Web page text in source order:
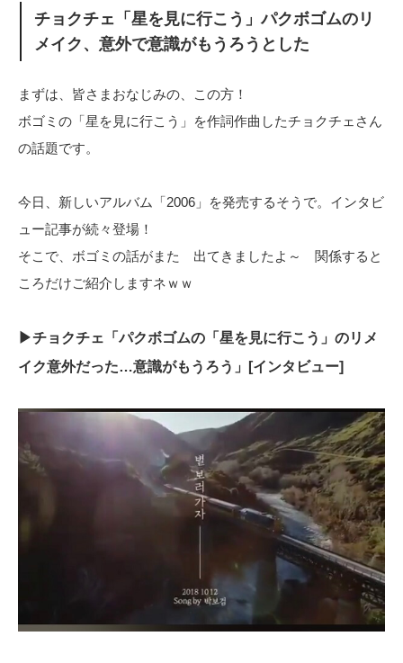
チョクチェ「星を見に行こう」パクボゴムのリ
メイク、意外で意識がもうろうとした
まずは、皆さまおなじみの、この方！
ボゴミの「星を見に行こう」を作詞作曲したチョクチェさん
の話題です。
今日、新しいアルバム「2006」を発売するそうで。インタビ
ュー記事が続々登場！
そこで、ボゴミの話がまた 出てきましたよ～ 関係すると
ころだけご紹介しますネｗｗ
▶チョクチェ「パクボゴムの「星を見に行こう」のリメ
イク意外だった…意識がもうろう」[インタビュー]